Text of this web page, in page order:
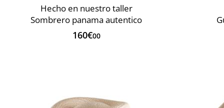
Hecho en nuestro taller
Sombrero panama autentico
160€00